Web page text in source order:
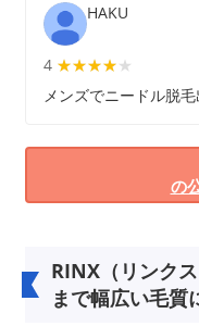
HAKU
4 ★★★★★
★★★★
メンズでニードル脱
の
RINX（リンク
まで幅広い毛質